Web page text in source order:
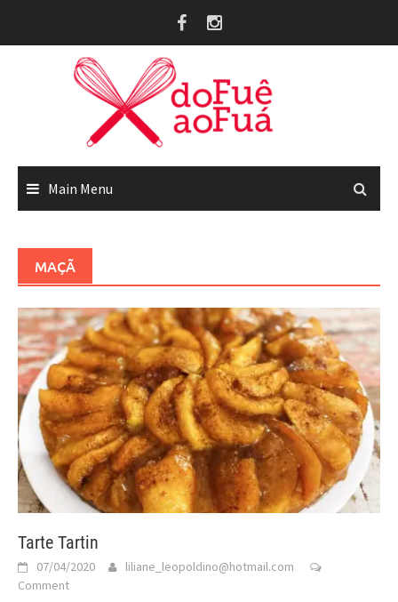
Main Menu
MAÇÃ
Tarte Tartin
07/04/2020
liliane_leopoldino@hotmail.com
Comment